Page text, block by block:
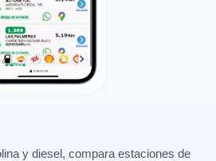
y diesel, compara estaciones de